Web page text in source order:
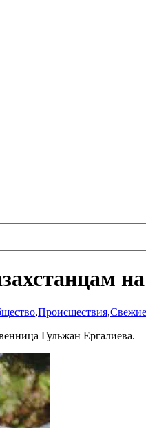
на
,Происшествия,
Гульжан Ергалиева.